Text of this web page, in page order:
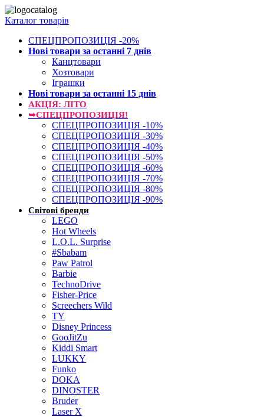
Каталог товарів
СПЕЦПРОПОЗИЦІЯ -20%
Нові товари за останнi 7 днiв
Канцтовари
Хозтовари
Іграшки
Нові товари за останнi 15 днiв
АКЦІЯ: ЛІТО
➥СПЕЦПРОПОЗИЦІЯ!
СПЕЦПРОПОЗИЦІЯ -10%
СПЕЦПРОПОЗИЦІЯ -30%
СПЕЦПРОПОЗИЦІЯ -40%
СПЕЦПРОПОЗИЦІЯ -50%
СПЕЦПРОПОЗИЦІЯ -60%
СПЕЦПРОПОЗИЦІЯ -70%
СПЕЦПРОПОЗИЦІЯ -80%
СПЕЦПРОПОЗИЦІЯ -90%
Світові бренди
LEGO
Hot Wheels
L.O.L. Surprise
#Sbabam
Paw Patrol
Barbie
TechnoDrive
Fisher-Price
Screechers Wild
TY
Disney Princess
GooJitZu
Kiddi Smart
LUKKY
Funko
DOKA
DINOSTER
Bruder
Laser X